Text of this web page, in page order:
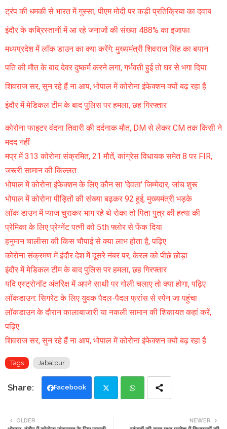
ट्रंप की धमकी से भारत में गुस्सा, पीएम मोदी पर कड़ी प्रतिक्रिया का दवाब
इंदौर के कब्रिस्तानाें में आ रहे जनाजों की संख्या 488% का इजाफा
मध्यप्रदेश में लॉक डाउन का क्या करेंगे: मुख्यमंत्री शिवराज सिंह का बयान
पति की मौत के बाद देवर दुष्कर्म करने लगा, गर्भवती हुई तो घर से भगा दिया
शिवराज सर, सुन रहे हैं ना आप, भोपाल में कोरोना इंफेक्शन क्यों बढ़ रहा है
इंदौर में मेडिकल टीम के बाद पुलिस पर हमला, छह गिरफ्तार
कोरोना फाइटर वंदना तिवारी की दर्दनाक मौत, DM से लेकर CM तक किसी ने
मदद नहीं
मप्र में 313 कोरोना संक्रमित, 21 मौतें, कांग्रेस विधायक समेत 8 पर FIR,
जरूरी सामान की किल्लत
भोपाल में कोरोना इंफेक्शन के लिए कौन सा 'देवता' जिम्मेदार, जांच शुरू
भोपाल में कोरोना पीड़ितों की संख्या बढ़कर 92 हुई, मुख्यमंत्री भड़के
लॉक डाउन में प्याज चुराकर भाग रहे थे रोका तो पिता पुत्र की हत्या की
प्रेमिका के लिए प्रेग्नेंट पत्नी को 5th फ्लोर से फेंक दिया
हनुमान चालीसा की किस चौपाई से क्या लाभ होता है, पढ़िए
कोरोना संक्रमण में इंदौर देश में दूसरे नंबर पर, केरल को पीछे छोड़ा
इंदौर में मेडिकल टीम के बाद पुलिस पर हमला, छह गिरफ्तार
यदि एस्ट्रोनॉट अंतरिक्ष में अपने साथी पर गोली चलाए तो क्या होगा, पढ़िए
लॉकडाउन: सिगरेट के लिए युवक पैदल-पैदल फ्रांस से स्पेन जा पहुंचा
लॉकडाउन के दौरान कालाबाजारी या नकली सामान की शिकायत कहां करें,
पढ़िए
शिवराज सर, सुन रहे हैं ना आप, भोपाल में कोरोना इंफेक्शन क्यों बढ़ रहा है
Tags Jabalpur
Facebook
NEWER
OLDER